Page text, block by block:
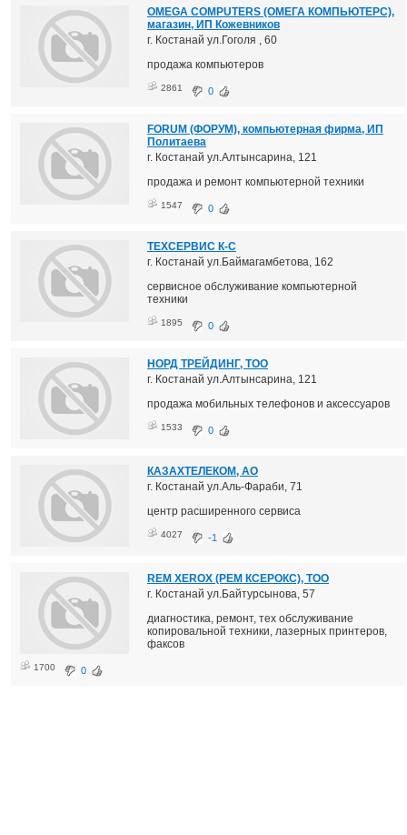
OMEGA COMPUTERS (ОМЕГА КОМПЬЮТЕРС),
магазин, ИП Кожевников
г. Костанай ул.Гоголя , 60
продажа компьютеров
2861 0
FORUM (ФОРУМ), компьютерная фирма, ИП
Политаева
г. Костанай ул.Алтынсарина, 121
продажа и ремонт компьютерной техники
1547 0
ТЕХСЕРВИС К-С
г. Костанай ул.Баймагамбетова, 162
сервисное обслуживание компьютерной
техники
1895 0
НОРД ТРЕЙДИНГ, ТОО
г. Костанай ул.Алтынсарина, 121
продажа мобильных телефонов и аксессуаров
1533 0
КАЗАХТЕЛЕКОМ, АО
г. Костанай ул.Аль-Фараби, 71
центр расширенного сервиса
4027 -1
REM XEROX (РЕМ КСЕРОКС), ТОО
г. Костанай ул.Байтурсынова, 57
диагностика, ремонт, тех обслуживание
копировальной техники, лазерных принтеров,
факсов
1700 0